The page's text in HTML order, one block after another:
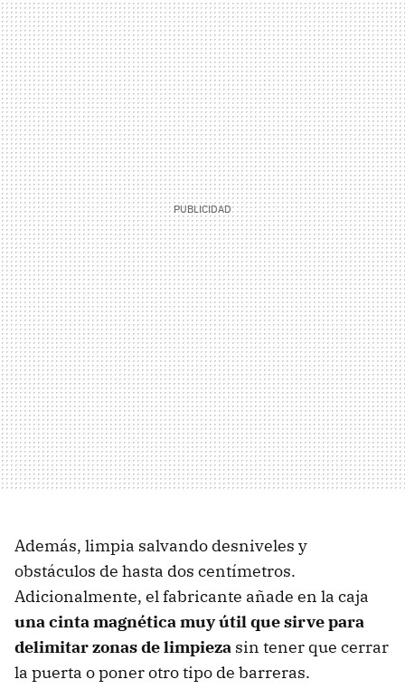
Además, limpia salvando desniveles y
obstáculos de hasta dos centímetros.
Adicionalmente, el fabricante añade en la caja
una cinta magnética muy útil que sirve para
delimitar zonas de limpieza sin tener que cerrar
la puerta o poner otro tipo de barreras.